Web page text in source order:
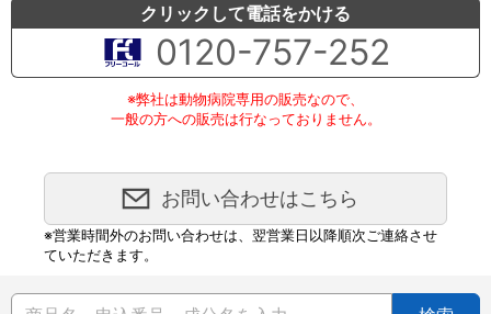
クリックして電話をかける
0120-757-252
※弊社は動物病院専用の販売なので、
一般の方への販売は行なっておりません。
お問い合わせはこちら
※営業時間外のお問い合わせは、翌営業日以降順次ご連絡させ
ていただきます。